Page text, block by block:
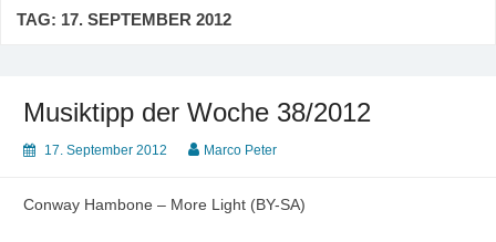
Gesellschaft, Musik, Photographie, Sport und Technik (IT)
TAG: 17. SEPTEMBER 2012
Musiktipp der Woche 38/2012
17. September 2012 Marco Peter
Conway Hambone – More Light (BY-SA)